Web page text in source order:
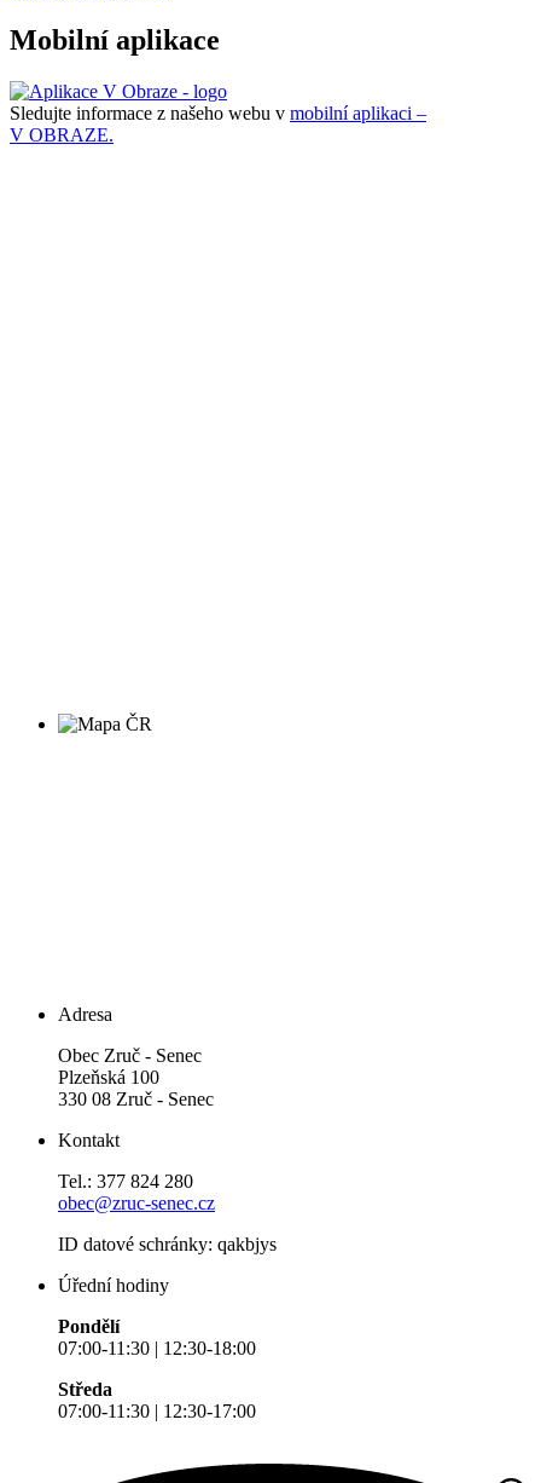
Mobilní aplikace
Sledujte informace z našeho webu v mobilní aplikaci –
V OBRAZE.
Adresa
Obec Zruč - Senec
Plzeňská 100
330 08 Zruč - Senec
Kontakt
Tel.: 377 824 280
obec@zruc-senec.cz
ID datové schránky: qakbjys
Úřední hodiny
Pondělí
07:00-11:30 | 12:30-18:00
Středa
07:00-11:30 | 12:30-17:00